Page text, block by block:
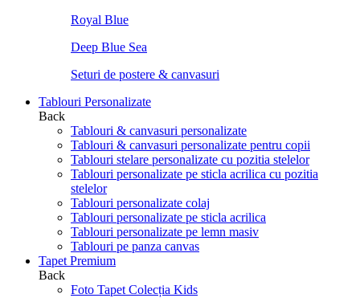
Royal Blue
Deep Blue Sea
Seturi de postere & canvasuri
Tablouri Personalizate
Back
Tablouri & canvasuri personalizate
Tablouri & canvasuri personalizate pentru copii
Tablouri stelare personalizate cu pozitia stelelor
Tablouri personalizate pe sticla acrilica cu pozitia
stelelor
Tablouri personalizate colaj
Tablouri personalizate pe sticla acrilica
Tablouri personalizate pe lemn masiv
Tablouri pe panza canvas
Tapet Premium
Back
Foto Tapet Colecția Kids